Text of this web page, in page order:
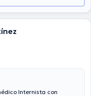
Internista con